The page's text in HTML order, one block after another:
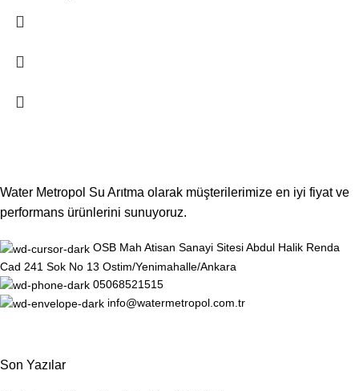
Water Metropol Su Arıtma olarak müşterilerimize en iyi fiyat ve
performans ürünlerini sunuyoruz.
OSB Mah Atisan Sanayi Sitesi Abdul Halik Renda
Cad 241 Sok No 13 Ostim/Yenimahalle/Ankara
05068521515
info@watermetropol.com.tr
Son Yazılar